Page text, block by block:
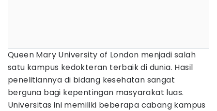
Queen Mary University of London menjadi salah
satu kampus kedokteran terbaik di dunia. Hasil
penelitiannya di bidang kesehatan sangat
berguna bagi kepentingan masyarakat luas.
Universitas ini memiliki beberapa cabang kampus